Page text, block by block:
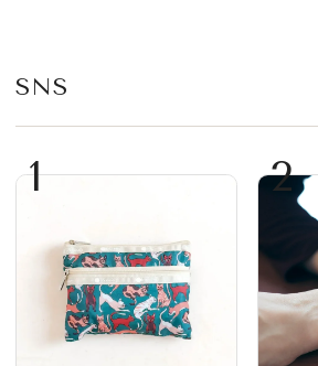
SNS
1 2